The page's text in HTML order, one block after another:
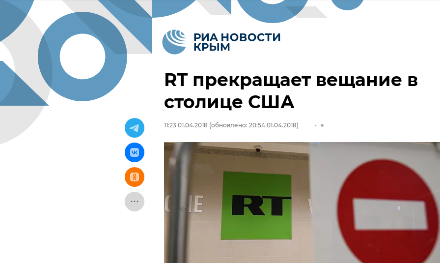
RT прекращает вещание в
столице США
11:23 01.04.2018 (обновлено: 20:54 01.04.2018)